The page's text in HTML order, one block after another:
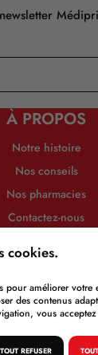
À PROPOS
Notre histoire
Nos conseils
Nos pharmacies
Contactez-nous
de
cookies.
pour améliorer votre
des contenus
vous
TOUT REFUSER